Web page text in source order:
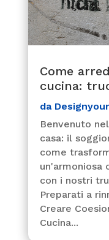
Come
cucina:
da
Benvenuto
casa: il
come
un'armoniosa
con i nostri
Preparati a
Creare
Cucina...